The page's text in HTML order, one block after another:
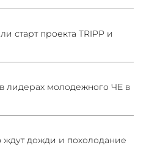
старт проекта TRIPP и
лидерах молодежного ЧЕ в
дожди и похолодание